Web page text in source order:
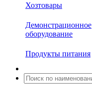
Хозтовары
Демонстрационное
оборудование
Продукты питания